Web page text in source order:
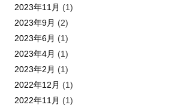
2023年11月 (1)
2023年9月 (2)
2023年6月 (1)
2023年4月 (1)
2023年2月 (1)
2022年12月 (1)
2022年11月 (1)